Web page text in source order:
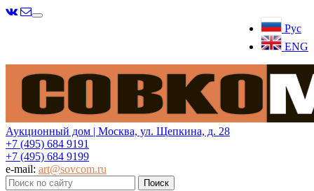
Рус
ENG
Меню
Аукционный дом | Москва, ул. Щепкина, д. 28
+7 (495) 684 9191
+7 (495) 684 9199
e-mail: art@sovcom.ru